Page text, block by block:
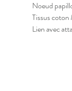
Noeud
Tissus
Lien avec